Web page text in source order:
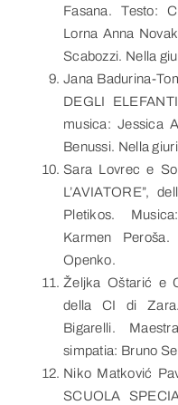
Fasana. Testo:
Lorna Anna
Scabozzi. Nella
Jana Badurina-
DEGLI
musica: Jessica
Benussi. Nella
Sara Lovrec e
L’AVIATORE”,
Pletikos.
Karmen
Openko.
Željka Oštarić e
della CI di
Bigarelli.
simpatia: Bruno
Niko Matković
SCUOLA